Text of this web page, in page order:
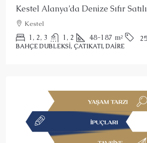
Alanya’da Satılık
2 3 150 m²
ÇATIKATI